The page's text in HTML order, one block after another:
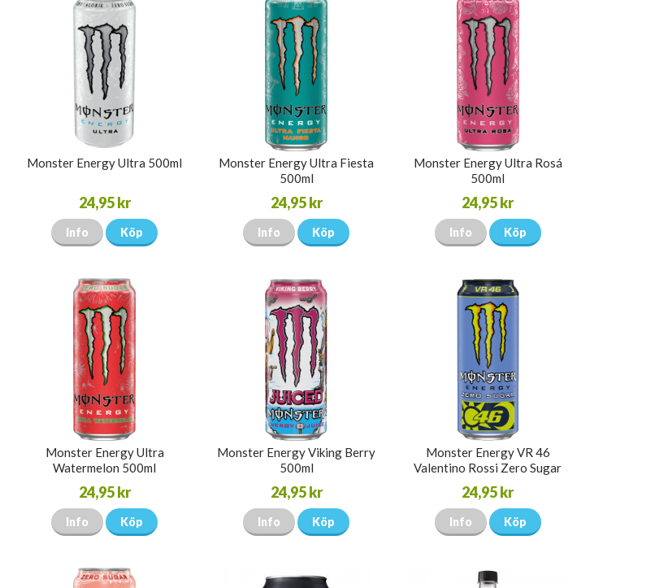
Monster Energy Ultra 500ml
24,95 kr
Info Köp
Monster Energy Ultra Fiesta
500ml
24,95 kr
Info Köp
Monster Energy Ultra Rosá
500ml
24,95 kr
Info Köp
Monster Energy Ultra
Watermelon 500ml
24,95 kr
Info Köp
Monster Energy Viking Berry
500ml
24,95 kr
Info Köp
Monster Energy VR 46
Valentino Rossi Zero Sugar
500ml
24,95 kr
Info Köp